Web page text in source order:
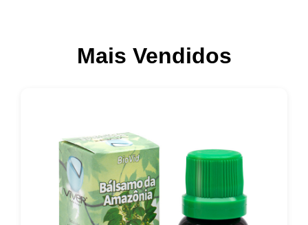
Mais Vendidos